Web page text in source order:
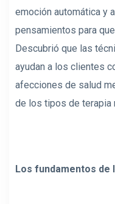
emoción automática y
pensamientos para
Descubrió que las
ayudan a los clientes
afecciones de salud
de los tipos de terapia
Los fundamentos de